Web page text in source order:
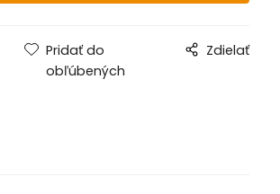
Pridať do
obľúbených
Zdielať